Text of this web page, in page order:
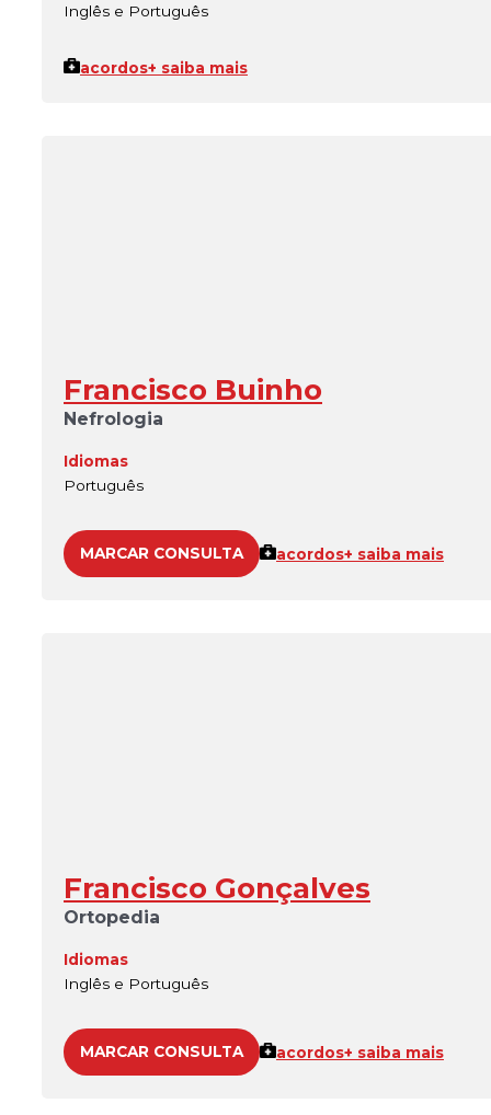
Inglês e Português
acordos+ saiba mais
Francisco Buinho
Nefrologia
Idiomas
Português
MARCAR CONSULTA acordos+ saiba mais
Francisco Gonçalves
Ortopedia
Idiomas
Inglês e Português
MARCAR CONSULTA acordos+ saiba mais